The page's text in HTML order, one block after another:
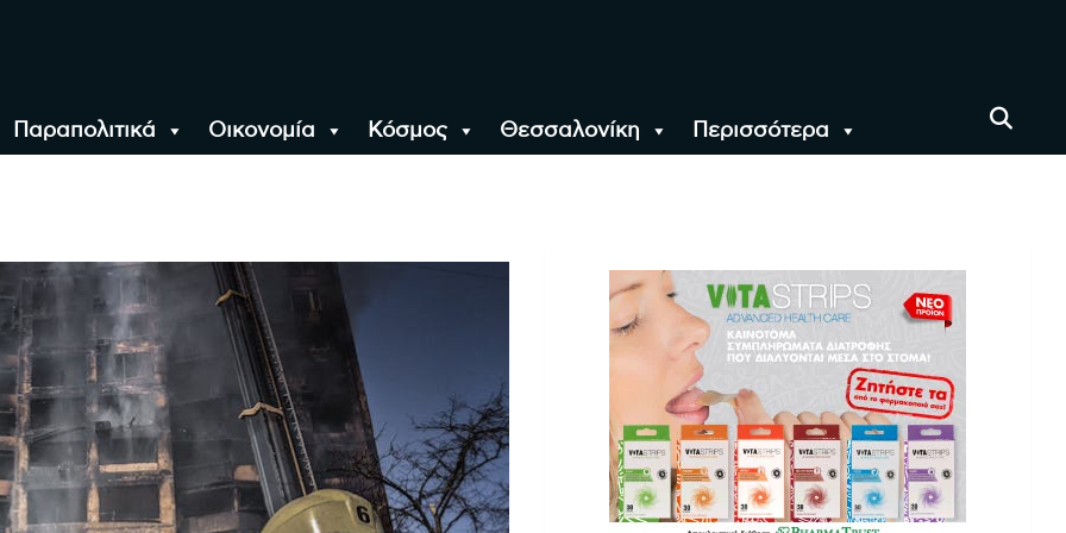
Παραπολιτικά Οικονομία Κόσμος Θεσσαλονίκη Περισσότερα